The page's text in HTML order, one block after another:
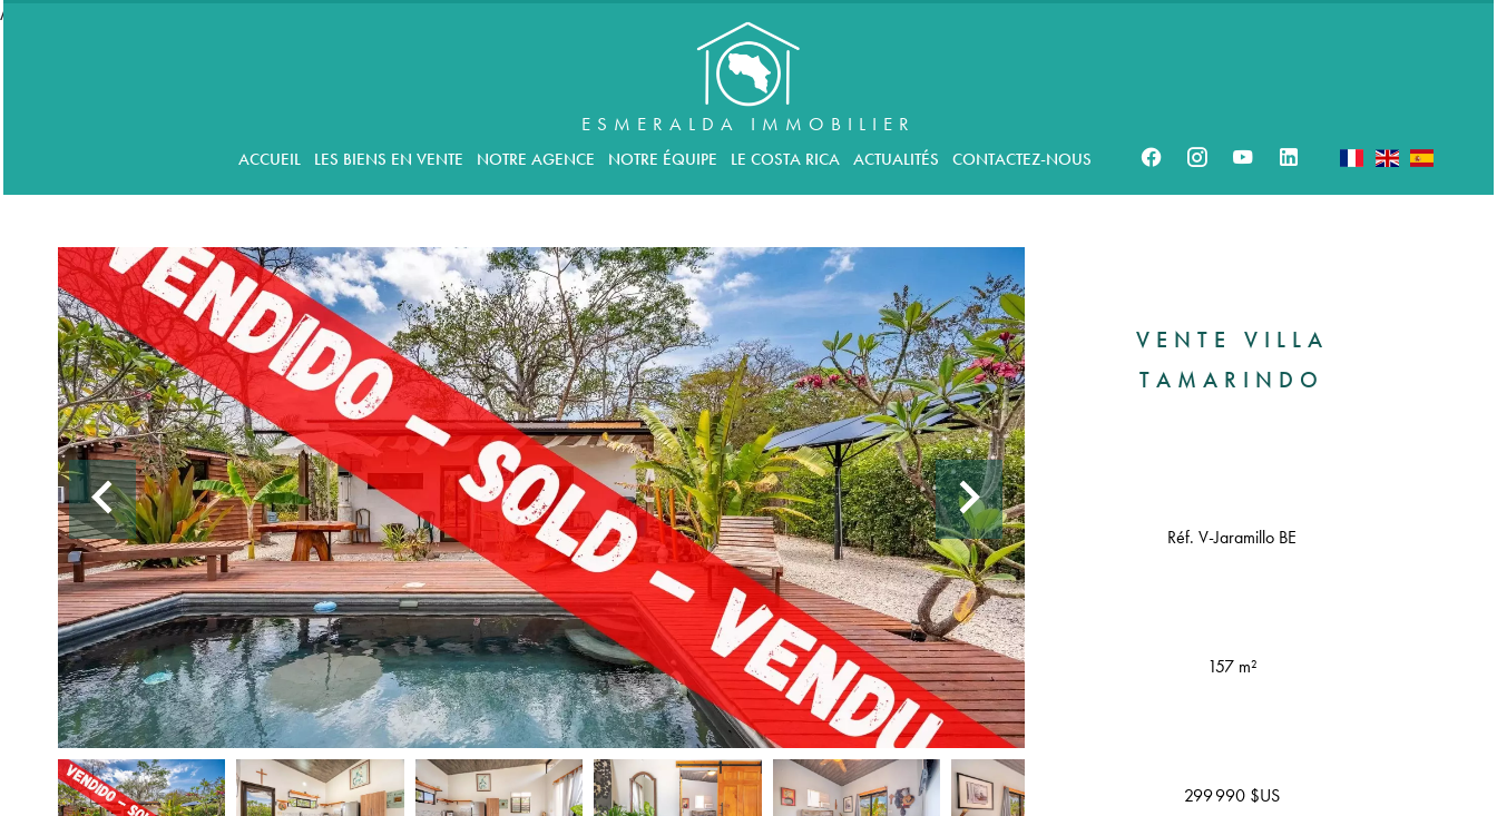
//accordeon
ESMERALDA IMMOBILIER
ACCUEIL LES BIENS EN VENTE NOTRE AGENCE NOTRE ÉQUIPE LE COSTA RICA ACTUALITÉS CONTACTEZ-NOUS
VENTE VILLA
TAMARINDO
Réf. V-Jaramillo BE
157 m²
299 990 $US